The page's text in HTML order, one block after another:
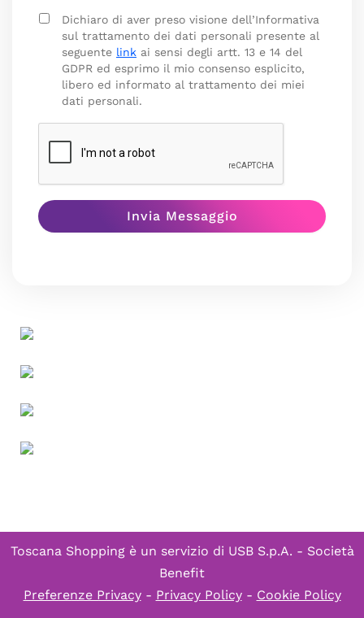
Dichiaro di aver preso visione dell’Informativa
sul trattamento dei dati personali presente al
seguente link ai sensi degli artt. 13 e 14 del
GDPR ed esprimo il mio consenso esplicito,
libero ed informato al trattamento dei miei
dati personali.
Toscana Shopping è un servizio di USB S.p.A. - Società
Benefit
Preferenze Privacy- Privacy Policy- Cookie Policy